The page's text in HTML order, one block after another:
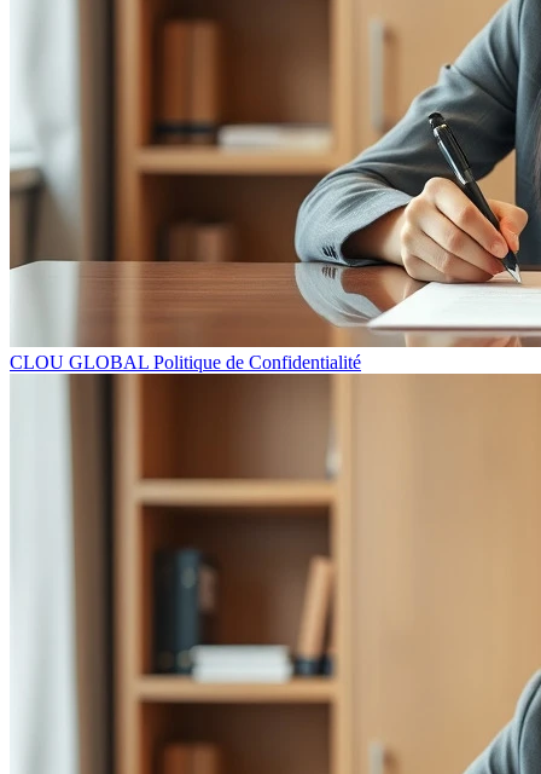
CLOU GLOBAL Politique de Confidentialité